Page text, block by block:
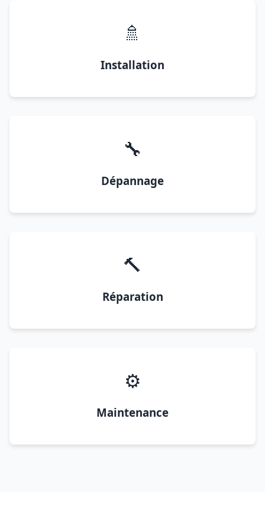
🚿
Installation
🔧
Dépannage
🔨
Réparation
⚙️
Maintenance